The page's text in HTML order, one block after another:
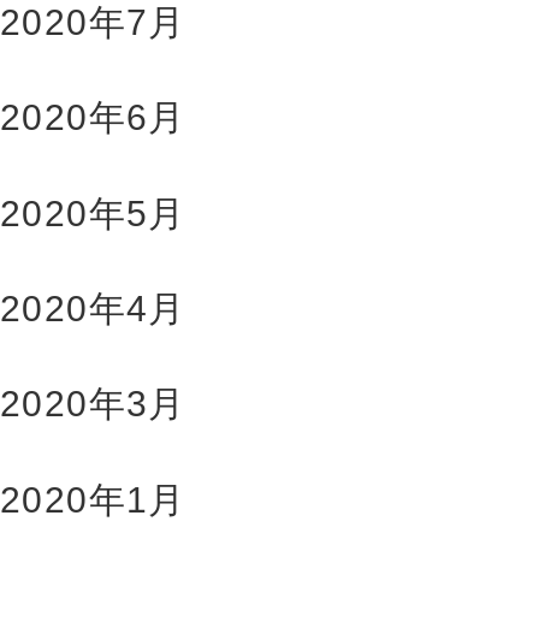
2020年7月
2020年6月
2020年5月
2020年4月
2020年3月
2020年1月